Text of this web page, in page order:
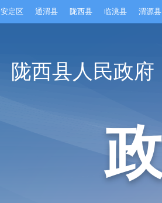
安定区 通渭县 陇西县 临洮县 渭源县
陇西县人民政府